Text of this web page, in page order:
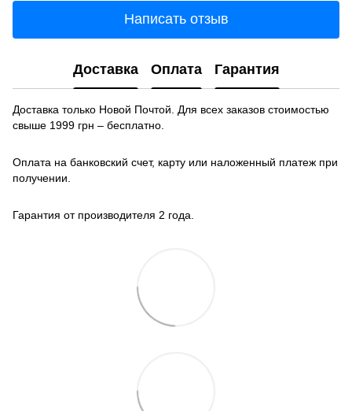
Написать отзыв
Доставка Оплата Гарантия
Доставка только Новой Почтой. Для всех заказов стоимостью
свыше 1999 грн – бесплатно.
Оплата на банковский счет, карту или наложенный платеж при
получении.
Гарантия от производителя 2 года.